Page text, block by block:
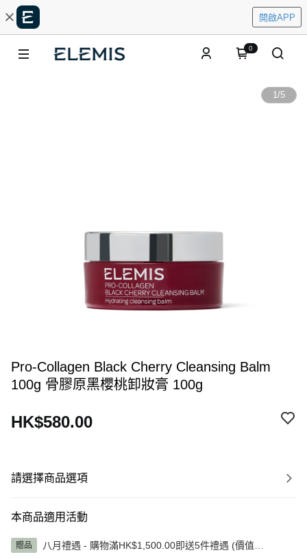
開啟APP
0
1/5
Pro-Collagen Black Cherry Cleansing Balm
100g 骨膠原黑櫻桃卸妝膏 100g
HK$580.00
請選擇商品選項
本商品適用活動
贈品
八月禮遇 - 購物滿HK$1,500.00即送5件禮遇 (價值